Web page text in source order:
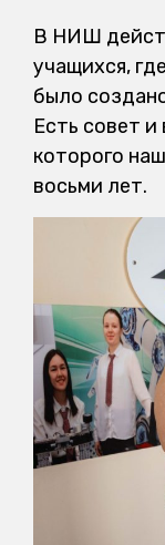
В НИШ
учащихся,
было
Есть совет
которого
восьми лет.